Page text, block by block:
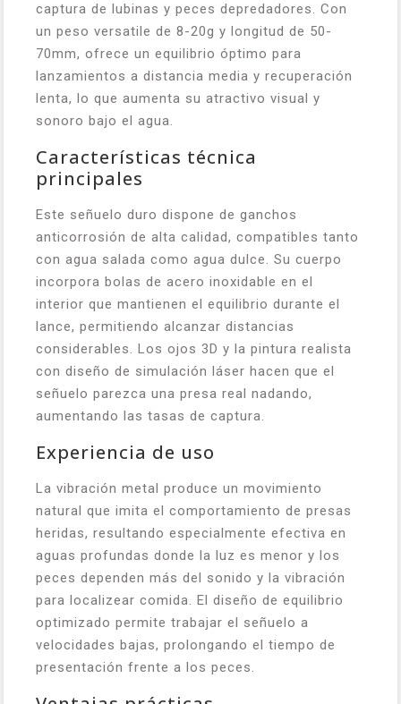
captura de lubinas y peces depredadores. Con
un peso versatile de 8-20g y longitud de 50-
70mm, ofrece un equilibrio óptimo para
lanzamientos a distancia media y recuperación
lenta, lo que aumenta su atractivo visual y
sonoro bajo el agua.
Características técnica
principales
Este señuelo duro dispone de ganchos
anticorrosión de alta calidad, compatibles tanto
con agua salada como agua dulce. Su cuerpo
incorpora bolas de acero inoxidable en el
interior que mantienen el equilibrio durante el
lance, permitiendo alcanzar distancias
considerables. Los ojos 3D y la pintura realista
con diseño de simulación láser hacen que el
señuelo parezca una presa real nadando,
aumentando las tasas de captura.
Experiencia de uso
La vibración metal produce un movimiento
natural que imita el comportamiento de presas
heridas, resultando especialmente efectiva en
aguas profundas donde la luz es menor y los
peces dependen más del sonido y la vibración
para localizear comida. El diseño de equilibrio
optimizado permite trabajar el señuelo a
velocidades bajas, prolongando el tiempo de
presentación frente a los peces.